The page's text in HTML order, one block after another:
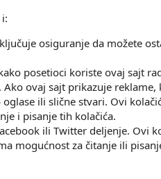
osiguranje da možete
posetioci koriste ovaj sajt
ovaj sajt prikazuje
ili slične stvari. Ovi
i pisanje tih kolačića.
ili Twitter deljenje. Ovi
mogućnost za čitanje ili